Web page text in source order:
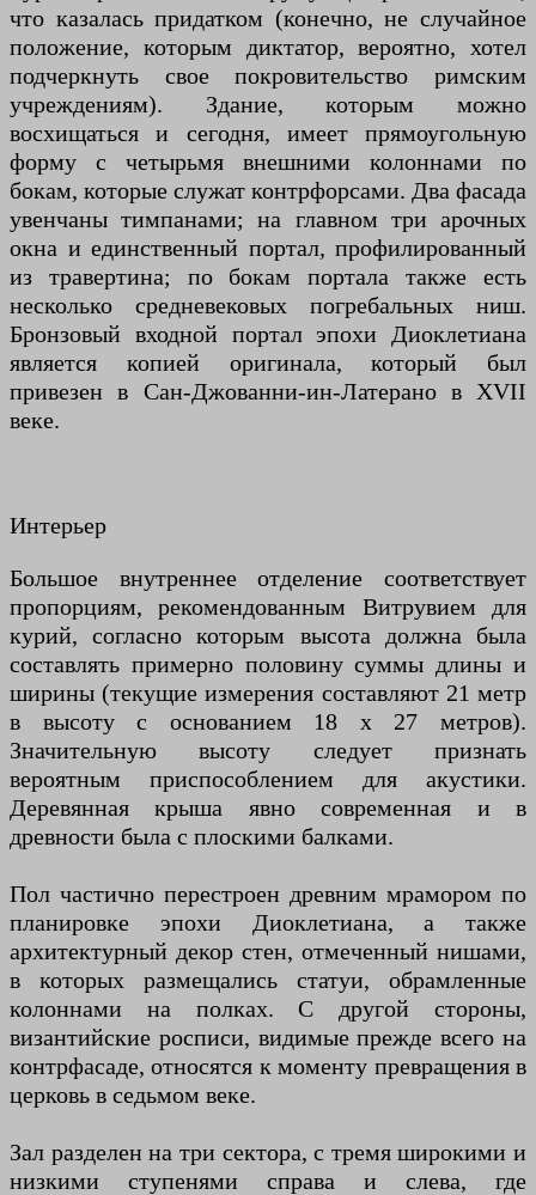
что казалась придатком (конечно, не случайное
положение, которым диктатор, вероятно, хотел
подчеркнуть свое покровительство римским
учреждениям). Здание, которым можно
восхищаться и сегодня, имеет прямоугольную
форму с четырьмя внешними колоннами по
бокам, которые служат контрфорсами. Два фасада
увенчаны тимпанами; на главном три арочных
окна и единственный портал, профилированный
из травертина; по бокам портала также есть
несколько средневековых погребальных ниш.
Бронзовый входной портал эпохи Диоклетиана
является копией оригинала, который был
привезен в Сан-Джованни-ин-Латерано в XVII
веке.
Интерьер
Большое внутреннее отделение соответствует
пропорциям, рекомендованным Витрувием для
курий, согласно которым высота должна была
составлять примерно половину суммы длины и
ширины (текущие измерения составляют 21 метр
в высоту с основанием 18 х 27 метров).
Значительную высоту следует признать
вероятным приспособлением для акустики.
Деревянная крыша явно современная и в
древности была с плоскими балками.
Пол частично перестроен древним мрамором по
планировке эпохи Диоклетиана, а также
архитектурный декор стен, отмеченный нишами,
в которых размещались статуи, обрамленные
колоннами на полках. С другой стороны,
византийские росписи, видимые прежде всего на
контрфасаде, относятся к моменту превращения в
церковь в седьмом веке.
Зал разделен на три сектора, с тремя широкими и
низкими ступенями справа и слева, где